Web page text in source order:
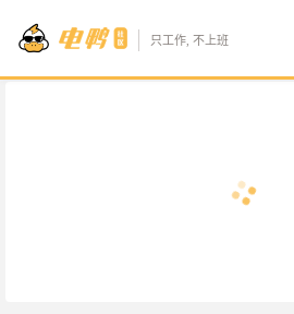
只工作, 不上班